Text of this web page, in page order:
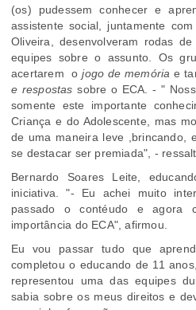
(os) pudessem conhecer e
assistente social, juntamente
Oliveira, desenvolveram rodas
equipes sobre o assunto. Os
acertarem o jogo de memória e
e respostas sobre o ECA. - "
somente este importante
Criança e do Adolescente, mas
de uma maneira leve ,brincando,
se destacar ser premiada", -
Bernardo Soares Leite,
iniciativa. "- Eu achei muito
passado o contéudo e agora
importância do ECA", afirmou.
Eu vou passar tudo que
completou o educando de 11
representou uma das equipes
sabia sobre os meus direitos e